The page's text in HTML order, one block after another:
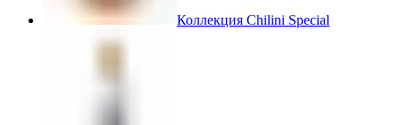
Коллекция Chilini Special